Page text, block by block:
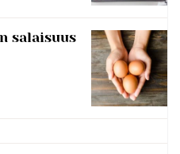
salaisuus